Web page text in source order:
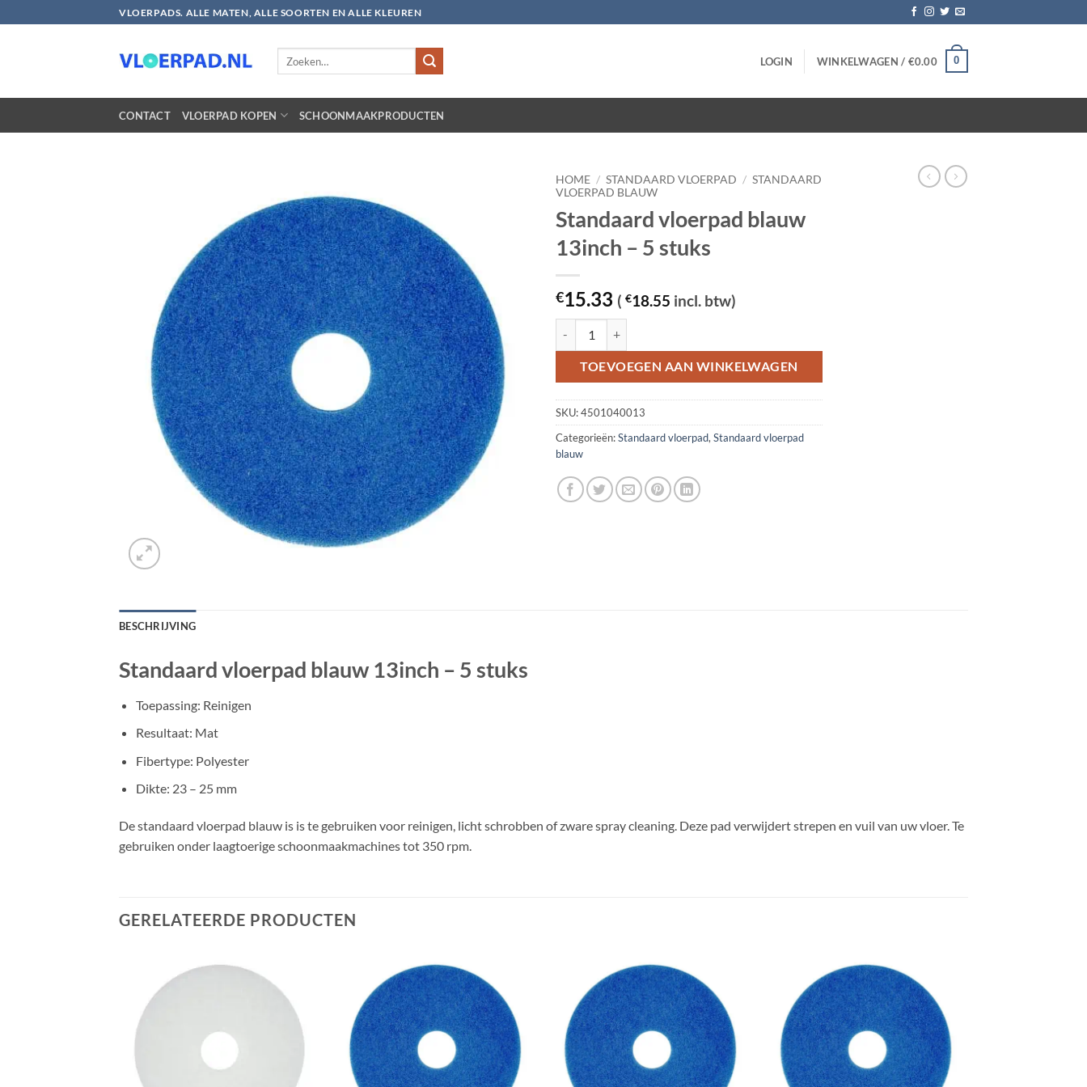
naar
VLOERPADS. ALLE MATEN, ALLE SOORTEN EN ALLE KLEUREN
LOGIN WINKELWAGEN / €0.00 0
CONTACT VLOERPAD KOPEN SCHOONMAAKPRODUCTEN
HOME / STANDAARD VLOERPAD / STANDAARD
VLOERPAD BLAUW
Standaard vloerpad blauw
13inch – 5 stuks
€15.33 ( €18.55 incl. btw)
TOEVOEGEN AAN WINKELWAGEN
SKU:4501040013
Categorieën:Standaard vloerpad, Standaard vloerpad
blauw
BESCHRIJVING
Standaard vloerpad blauw 13inch – 5 stuks
Toepassing: Reinigen
Resultaat: Mat
Fibertype: Polyester
Dikte: 23 – 25 mm
De standaard vloerpad blauw is is te gebruiken voor reinigen, licht schrobben of zware spray cleaning. Deze pad verwijdert strepen en vuil van uw vloer. Te
gebruiken onder laagtoerige schoonmaakmachines tot 350 rpm.
GERELATEERDE PRODUCTEN